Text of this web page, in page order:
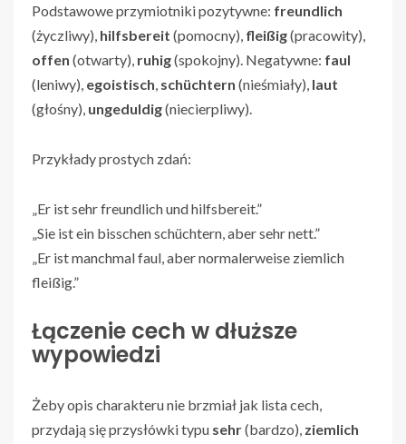
Podstawowe przymiotniki pozytywne: freundlich
(życzliwy), hilfsbereit (pomocny), fleißig(pracowity),
offen (otwarty), ruhig(spokojny). Negatywne: faul
(leniwy), egoistisch, schüchtern (nieśmiały), laut
(głośny), ungeduldig(niecierpliwy).
Przykłady prostych zdań:
„Er ist sehr freundlich und hilfsbereit.”
„Sie ist ein bisschen schüchtern, aber sehr nett.”
„Er ist manchmal faul, aber normalerweise ziemlich
fleißig.”
Łączenie cech w dłuższe
wypowiedzi
Żeby opis charakteru nie brzmiał jak lista cech,
przydają się przysłówki typu sehr(bardzo), ziemlich